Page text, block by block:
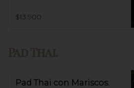
$13.900
Pad Thai con Mariscos.